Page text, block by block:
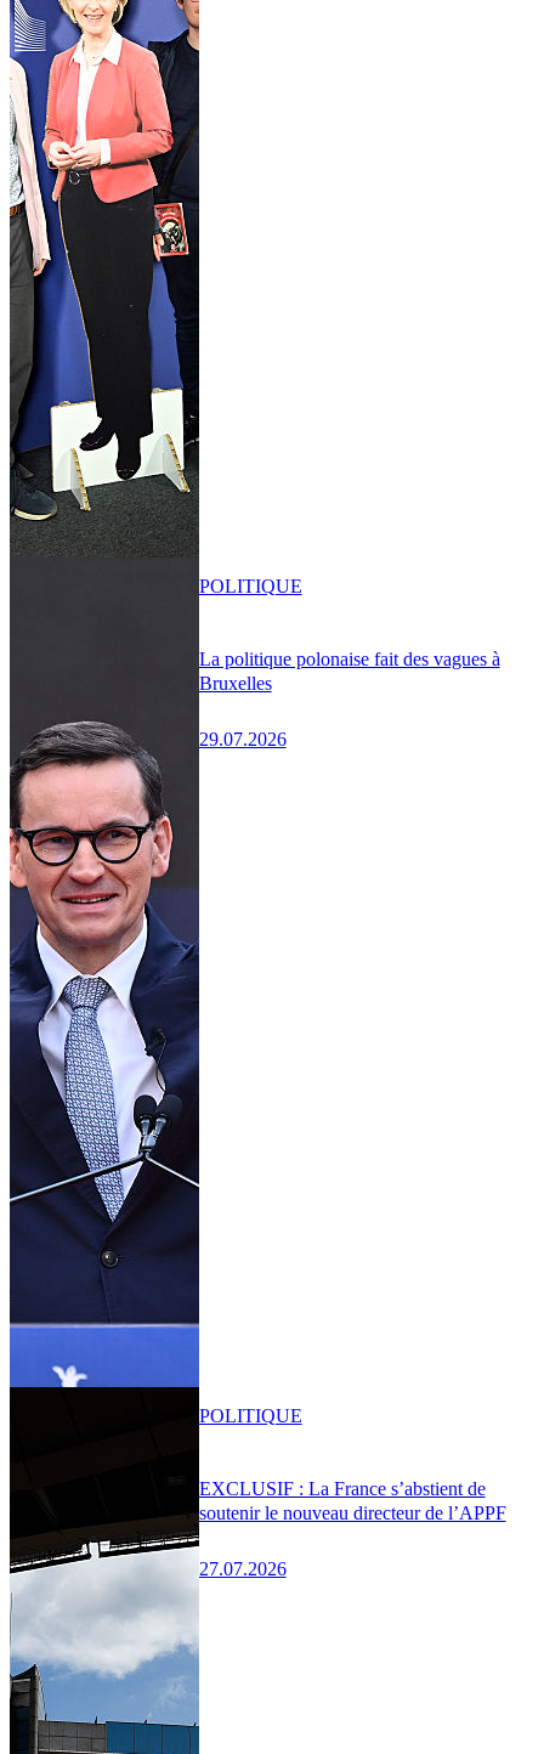
La politique polonaise fait des vagues à
Bruxelles
29.07.2026
POLITIQUE
EXCLUSIF : La France s’abstient de
soutenir le nouveau directeur de l’APPF
27.07.2026
POLITIQUE